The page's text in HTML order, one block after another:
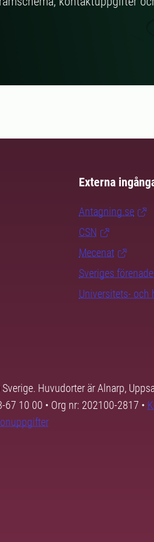
Externa
Antagning.se
CSN
Mecenat
Sveriges
Universitets- och
Huvudorter är Alnarp,
67 10 00 • Org nr: 202100-2817 •